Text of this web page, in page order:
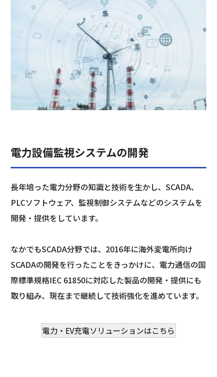
電力設備監視システムの開発
長年培った電力分野の知識と技術を生かし、SCADA、
PLCソフトウェア、監視制御システムなどのシステムを
開発・提供をしています。
なかでもSCADA分野では、2016年に海外変電所向け
SCADAの開発を行ったことをきっかけに、電力通信の国
際標準規格IEC 61850に対応した製品の開発・提供にも
取り組み、現在まで継続して技術強化を進めています。
電力・EV充電ソリューションはこちら